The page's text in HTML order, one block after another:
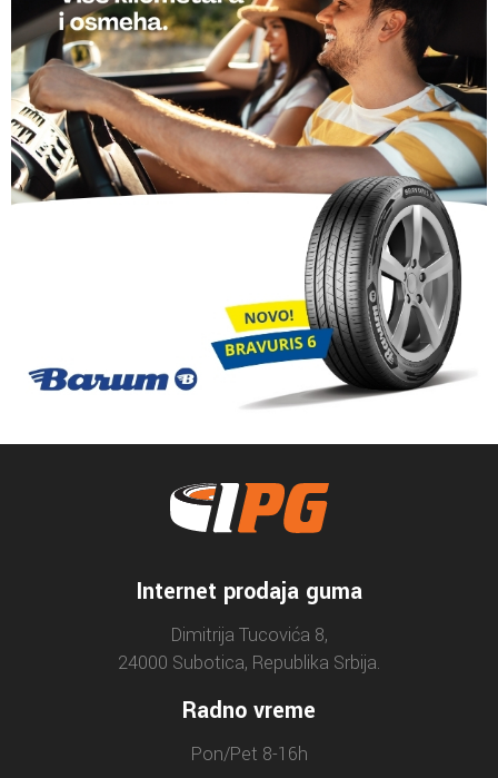
Internet prodaja guma
Dimitrija Tucovića 8,
24000 Subotica, Republika Srbija.
Radno vreme
Pon/Pet 8-16h